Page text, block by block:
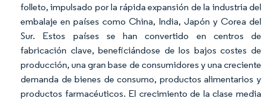
folleto, impulsado por la rápida expansión de la industria del
embalaje en países como China, India, Japón y Corea del
Sur. Estos países se han convertido en centros de
fabricación clave, beneficiándose de los bajos costes de
producción, una gran base de consumidores y una creciente
demanda de bienes de consumo, productos alimentarios y
productos farmacéuticos. El crecimiento de la clase media